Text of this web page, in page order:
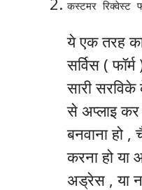
कस्टमर रिक्वेस्ट
ये एक तरह का
सर्विस (
सारी सरविके
से अप्लाइ
बनवाना हो
करना हो
अड्रेस , या